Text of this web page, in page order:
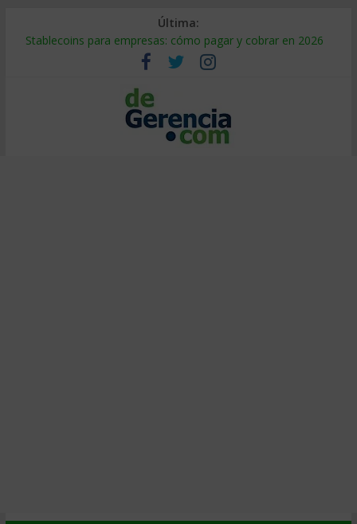
Última:
Stablecoins para empresas: cómo pagar y cobrar en 2026
Despido silencioso: qué es y por qué sale tan caro
IA en selección de personal: cómo auditarla a tiempo
Trabajo forzoso en la cadena de suministro: qué hacer
Mercado hispano de EE. UU.: cómo segmentarlo y venderle